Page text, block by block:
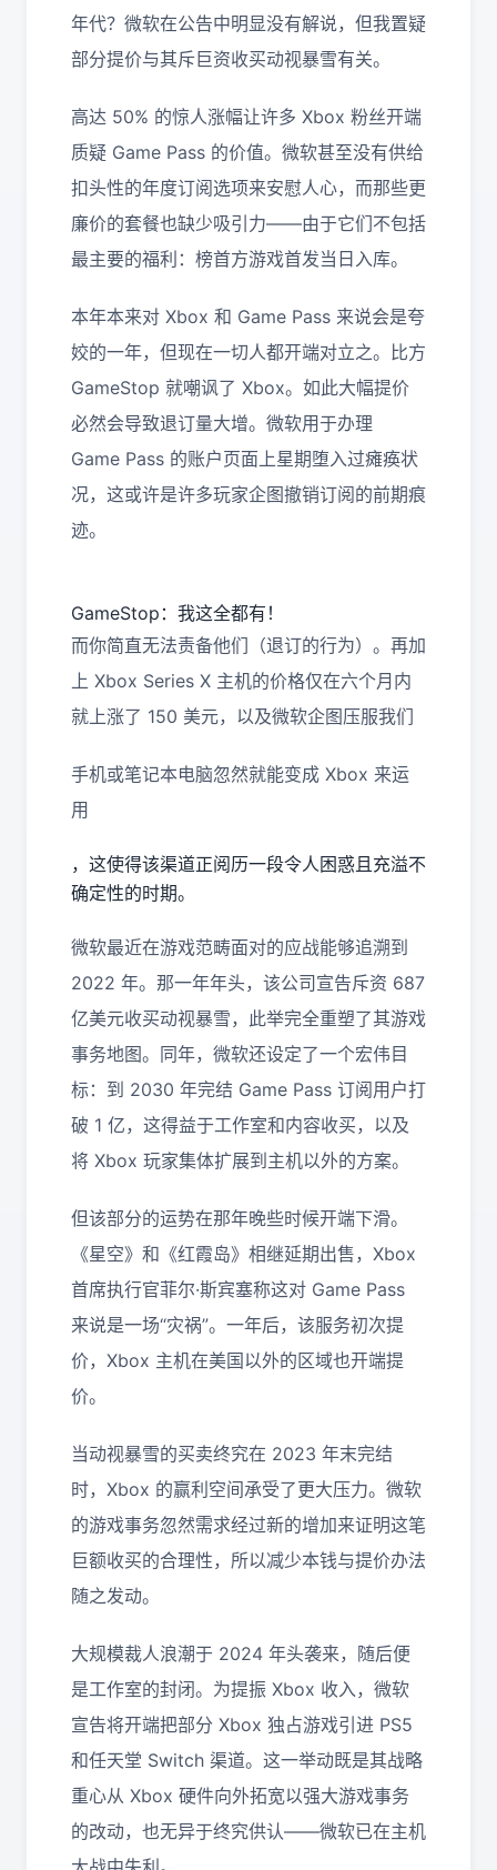
年代？微软在公告中明显没有解说，但我置疑
部分提价与其斥巨资收买动视暴雪有关。
高达 50% 的惊人涨幅让许多 Xbox 粉丝开端
质疑 Game Pass 的价值。微软甚至没有供给
扣头性的年度订阅选项来安慰人心，而那些更
廉价的套餐也缺少吸引力——由于它们不包括
最主要的福利：榜首方游戏首发当日入库。
本年本来对 Xbox 和 Game Pass 来说会是夸
姣的一年，但现在一切人都开端对立之。比方
GameStop 就嘲讽了 Xbox。如此大幅提价
必然会导致退订量大增。微软用于办理
Game Pass 的账户页面上星期堕入过瘫痪状
况，这或许是许多玩家企图撤销订阅的前期痕
迹。
GameStop：我这全都有！
而你简直无法责备他们（退订的行为）。再加
上 Xbox Series X 主机的价格仅在六个月内
就上涨了 150 美元，以及微软企图压服我们
手机或笔记本电脑忽然就能变成 Xbox 来运
用
，这使得该渠道正阅历一段令人困惑且充溢不
确定性的时期。
微软最近在游戏范畴面对的应战能够追溯到
2022 年。那一年年头，该公司宣告斥资 687
亿美元收买动视暴雪，此举完全重塑了其游戏
事务地图。同年，微软还设定了一个宏伟目
标：到 2030 年完结 Game Pass 订阅用户打
破 1 亿，这得益于工作室和内容收买，以及
将 Xbox 玩家集体扩展到主机以外的方案。
但该部分的运势在那年晚些时候开端下滑。
《星空》和《红霞岛》相继延期出售，Xbox
首席执行官菲尔·斯宾塞称这对 Game Pass
来说是一场“灾祸”。一年后，该服务初次提
价，Xbox 主机在美国以外的区域也开端提
价。
当动视暴雪的买卖终究在 2023 年末完结
时，Xbox 的赢利空间承受了更大压力。微软
的游戏事务忽然需求经过新的增加来证明这笔
巨额收买的合理性，所以减少本钱与提价办法
随之发动。
大规模裁人浪潮于 2024 年头袭来，随后便
是工作室的封闭。为提振 Xbox 收入，微软
宣告将开端把部分 Xbox 独占游戏引进 PS5
和任天堂 Switch 渠道。这一举动既是其战略
重心从 Xbox 硬件向外拓宽以强大游戏事务
的改动，也无异于终究供认——微软已在主机